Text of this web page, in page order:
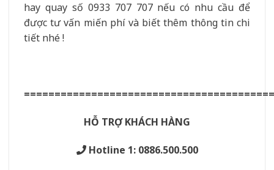
hay quay số 0933 707 707 nếu có nhu cầu để
được tư vấn miến phí và biết thêm thông tin chi
tiết nhé !
HỖ TRỢ KHÁCH HÀNG
Hotline 1: 0886.500.500